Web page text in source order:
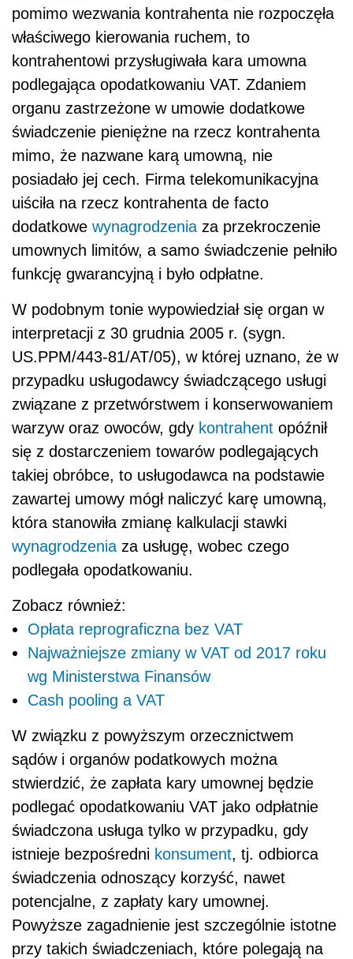
pomimo wezwania kontrahenta nie rozpoczęła
właściwego kierowania ruchem, to
kontrahentowi przysługiwała kara umowna
podlegająca opodatkowaniu VAT. Zdaniem
organu zastrzeżone w umowie dodatkowe
świadczenie pieniężne na rzecz kontrahenta
mimo, że nazwane karą umowną, nie
posiadało jej cech. Firma telekomunikacyjna
uiściła na rzecz kontrahenta de facto
dodatkowe wynagrodzenia za przekroczenie
umownych limitów, a samo świadczenie pełniło
funkcję gwarancyjną i było odpłatne.
W podobnym tonie wypowiedział się organ w
interpretacji z 30 grudnia 2005 r. (sygn.
US.PPM/443-81/AT/05), w której uznano, że w
przypadku usługodawcy świadczącego usługi
związane z przetwórstwem i konserwowaniem
warzyw oraz owoców, gdy kontrahent opóźnił
się z dostarczeniem towarów podlegających
takiej obróbce, to usługodawca na podstawie
zawartej umowy mógł naliczyć karę umowną,
która stanowiła zmianę kalkulacji stawki
wynagrodzenia za usługę, wobec czego
podlegała opodatkowaniu.
Zobacz również:
Opłata reprograficzna bez VAT
Najważniejsze zmiany w VAT od 2017 roku
wg Ministerstwa Finansów
Cash pooling a VAT
W związku z powyższym orzecznictwem
sądów i organów podatkowych można
stwierdzić, że zapłata kary umownej będzie
podlegać opodatkowaniu VAT jako odpłatnie
świadczona usługa tylko w przypadku, gdy
istnieje bezpośredni konsument, tj. odbiorca
świadczenia odnoszący korzyść, nawet
potencjalne, z zapłaty kary umownej.
Powyższe zagadnienie jest szczególnie istotne
przy takich świadczeniach, które polegają na